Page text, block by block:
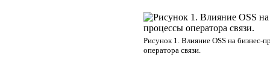
Рисунок 1. Влияние OSS на бизнес-
оператора связи.